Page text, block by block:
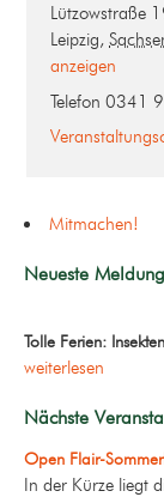
Lützowstraße
Leipzig,
anzeigen
Telefon 0341
Mitmachen!
Neueste Meldung
Tolle Ferien:
weiterlesen
Nächste
Open Flair-
In der Kürze liegt